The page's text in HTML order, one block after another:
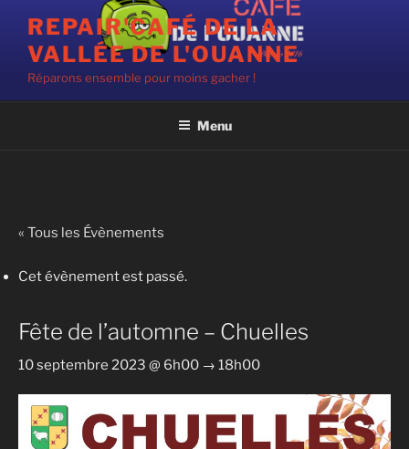
contenu
principal
REPAIR'CAFÉ DE LA
VALLÉE DE L'OUANNE
Réparons ensemble pour moins gacher !
Menu
« Tous les Évènements
Cet évènement est passé.
Fête de l’automne – Chuelles
10 septembre 2023 @ 6h00 → 18h00